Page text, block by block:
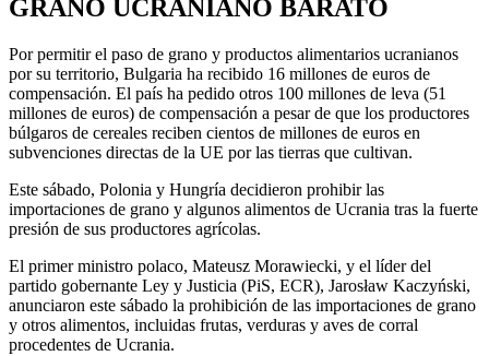
GRANO UCRANIANO BARATO
Por permitir el paso de grano y productos alimentarios ucranianos
por su territorio, Bulgaria ha recibido 16 millones de euros de
compensación. El país ha pedido otros 100 millones de leva (51
millones de euros) de compensación a pesar de que los productores
búlgaros de cereales reciben cientos de millones de euros en
subvenciones directas de la UE por las tierras que cultivan.
Este sábado, Polonia y Hungría decidieron prohibir las
importaciones de grano y algunos alimentos de Ucrania tras la fuerte
presión de sus productores agrícolas.
El primer ministro polaco, Mateusz Morawiecki, y el líder del
partido gobernante Ley y Justicia (PiS, ECR), Jarosław Kaczyński,
anunciaron este sábado la prohibición de las importaciones de grano
y otros alimentos, incluidas frutas, verduras y aves de corral
procedentes de Ucrania.